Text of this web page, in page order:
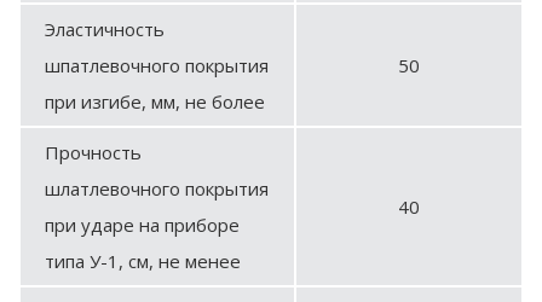
Эластичность
шпатлевочного покрытия
при изгибе, мм, не более
50
Прочность
шлатлевочного покрытия
при ударе на приборе
типа У-1, см, не менее
40